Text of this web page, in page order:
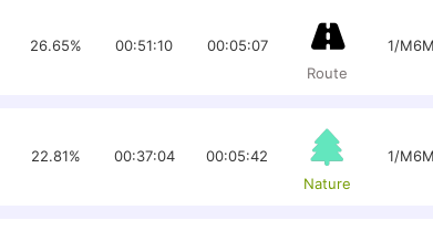
26.65% 00:51:10
00:05:07
Route
1/M6M
22.81% 00:37:04
00:05:42
Nature
1/M6M